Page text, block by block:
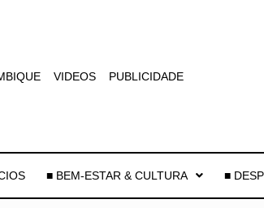
VIDEOS PUBLICIDADE
■ BEM-ESTAR & CULTURA ■